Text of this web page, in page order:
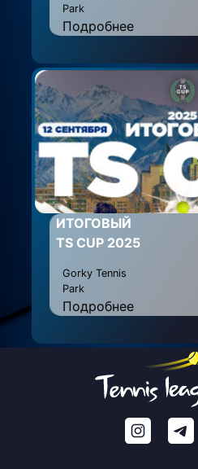
Park
Подробнее
ИТОГОВЫЙ
TS CUP 2025
Gorky Tennis
Park
Подробнее